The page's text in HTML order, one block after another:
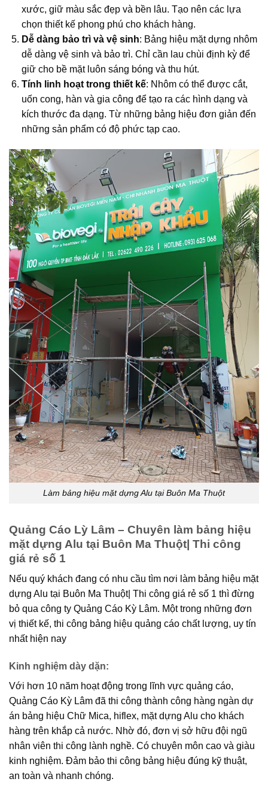
xước, giữ màu sắc đẹp và bền lâu. Tạo nên các lựa
chọn thiết kế phong phú cho khách hàng.
Dễ dàng bảo trì và vệ sinh: Bảng hiệu mặt dựng nhôm
dễ dàng vệ sinh và bảo trì. Chỉ cần lau chùi định kỳ để
giữ cho bề mặt luôn sáng bóng và thu hút.
Tính linh hoạt trong thiết kế: Nhôm có thể được cắt,
uốn cong, hàn và gia công để tạo ra các hình dạng và
kích thước đa dạng. Từ những bảng hiệu đơn giản đến
những sản phẩm có độ phức tạp cao.
Làm bảng hiệu mặt dựng Alu tại Buôn Ma Thuột
Quảng Cáo Lỳ Lâm – Chuyên làm bảng hiệu
mặt dựng Alu tại Buôn Ma Thuột| Thi công
giá rẻ số 1
Nếu quý khách đang có nhu cầu tìm nơi làm bảng hiệu mặt
dựng Alu tại Buôn Ma Thuột| Thi công giá rẻ số 1 thì đừng
bỏ qua công ty Quảng Cáo Kỳ Lâm. Một trong những đơn
vị thiết kế, thi công bảng hiệu quảng cáo chất lượng, uy tín
nhất hiện nay
Kinh nghiệm dày dặn:
Với hơn 10 năm hoạt động trong lĩnh vực quảng cáo,
Quảng Cáo Kỳ Lâm đã thi công thành công hàng ngàn dự
án bảng hiệu Chữ Mica, hiflex, mặt dựng Alu cho khách
hàng trên khắp cả nước. Nhờ đó, đơn vị sở hữu đội ngũ
nhân viên thi công lành nghề. Có chuyên môn cao và giàu
kinh nghiệm. Đảm bảo thi công bảng hiệu đúng kỹ thuật,
an toàn và nhanh chóng.